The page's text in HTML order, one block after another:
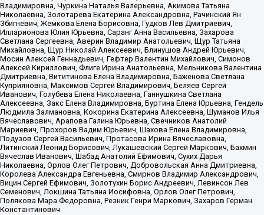
Владимировна, Чуркина Наталья Валерьевна, Акимова Татьяна
Николаевна, Золотарева Екатерина Александровна, Рачинский Ян
Збигневич, Жемкова Елена Борисовна, Гудков Лев Дмитриевич,
Илларионова Юлия Юрьевна, Саранг Анна Васильевна, Захарова
Светлана Сергеевна, Аверин Владимир Анатольевич, Щур Татьяна
Михайловна, Щур Николай Алексеевич, Блинушов Андрей Юрьевич,
Мосин Алексей Геннадьевич, Гефтер Валентин Михайлович, Симонов
Алексей Кириллович, Флиге Ирина Анатольевна, Мельникова Валентина
Дмитриевна, Вититинова Елена Владимировна, Баженова Светлана
Куприяновна, Максимов Сергей Владимирович, Беляев Сергей
Иванович, Голубева Елена Николаевна, Ганнушкина Светлана
Алексеевна, Закс Елена Владимировна, Буртина Елена Юрьевна, Гендель
Людмила Залмановна, Кокорина Екатерина Алексеевна, Шуманов Илья
Вячеславович, Арапова Галина Юрьевна, Свечников Анатолий
Мариевич, Прохоров Вадим Юрьевич, Шахова Елена Владимировна,
Подузов Сергей Васильевич, Протасова Ирина Вячеславовна,
Литинский Леонид Борисович, Лукашевский Сергей Маркович, Бахмин
Вячеслав Иванович, Шабад Анатолий Ефимович, Сухих Дарья
Николаевна, Орлов Олег Петрович, Добровольская Анна Дмитриевна,
Королева Александра Евгеньевна, Смирнов Владимир Александрович,
Вицин Сергей Ефимович, Золотухин Борис Андреевич, Левинсон Лев
Семенович, Локшина Татьяна Иосифовна, Орлов Олег Петрович,
Полякова Мара Федоровна, Резник Генри Маркович, Захаров Герман
Константинович